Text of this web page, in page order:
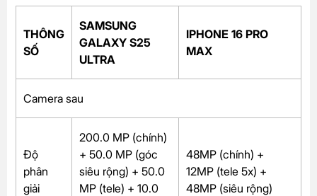
THÔNG
SỐ
SAMSUNG
GALAXY S25
ULTRA
IPHONE 16 PRO
MAX
Camera sau
Độ
phân
giải
200.0 MP (chính)
+ 50.0 MP (góc
siêu rộng) + 50.0
MP (tele) + 10.0
48MP (chính) +
12MP (tele 5x) +
48MP (siêu rộng)